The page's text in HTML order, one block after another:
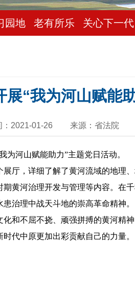
园地 老有所乐 关心下一代
展“我为河山赋能
：2021-01-26 来源：省法院
为河山赋能助力”主题党日活动。
，详细了解了黄河流域的地理
黄河治理开发与管理等内容。在
治理中战天斗地的崇高革命精神。
不屈不挠、顽强拼搏的黄河精
代中原更加出彩贡献自己的力量。